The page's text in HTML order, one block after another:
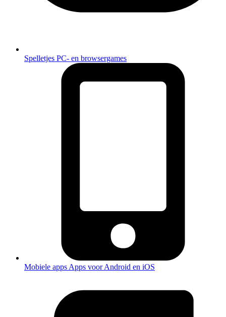
Spelletjes PC- en browsergames
Mobiele apps Apps voor Android en iOS